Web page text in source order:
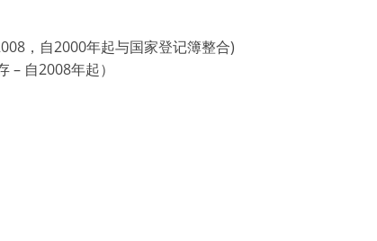
，自2000年起与国家登记簿整合)
– 自2008年起）